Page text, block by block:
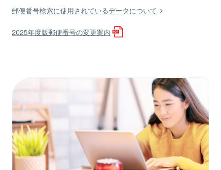
郵便番号検索に使用されているデータについて
2025年度版郵便番号の変更案内